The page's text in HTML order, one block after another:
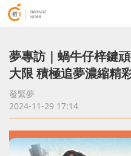
夢專訪｜蝸牛仔梓鍵
大限 積極追夢濃縮精
發緊夢
2024-11-29 17:14